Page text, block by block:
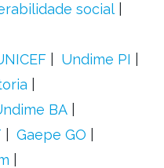
social
Undime PI
BA
Gaepe GO